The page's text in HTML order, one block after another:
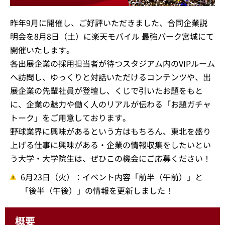
昨年9月に開催し、ご好評いただきました、合同企業説
明会を8月8日（土）に楽天モバイル 最強パーク宮城にて
開催いたします。
各出展企業の採用担当者が待つスタジアム内のVIPルーム
へ訪問し、ゆっくりと対話いただけるコンテンツや、出
展企業の先輩社員が登壇し、くじで引いたお題をもと
に、企業の魅力や働く人のリアルが伝わる「お題ガチャ
トーク」をご用意しております。
野球業界に興味があるという方はもちろん、東北を盛り
上げる仕事に興味がある・企業の情報収集をしたいとい
う大学・大学院生は、ぜひこの機会にご応募ください！
6月23日（火）：イベント内容「前半（午前）」と
「後半（午後）」の情報を更新しました！
概要